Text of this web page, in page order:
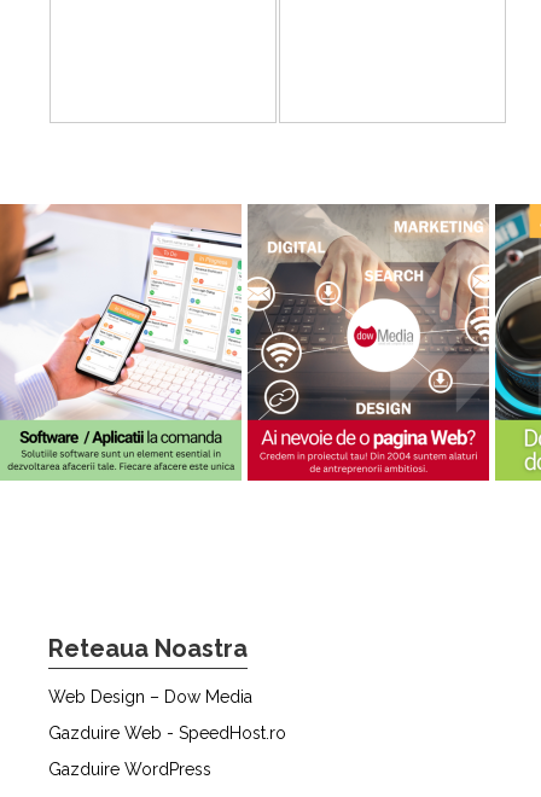
Reteaua Noastra
Web Design – Dow Media
Gazduire Web - SpeedHost.ro
Gazduire WordPress